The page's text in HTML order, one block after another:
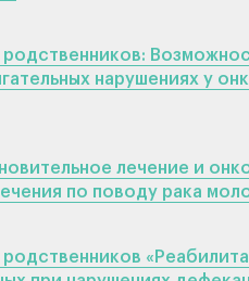
нарушениях у
лечение и
по поводу рака